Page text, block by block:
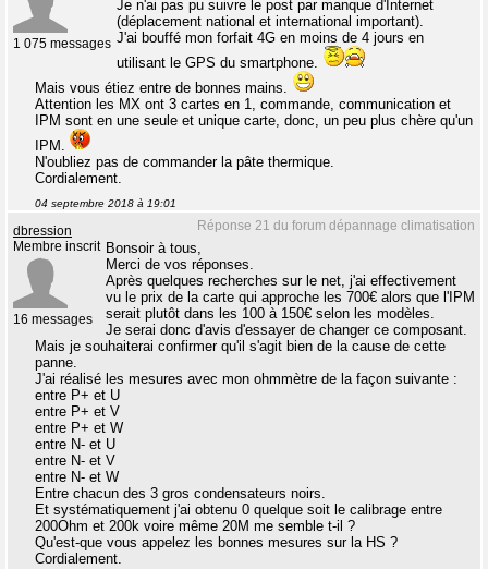
1 075 messages
Je n'ai pas pu suivre le post par manque d'Internet
(déplacement national et international important).
J'ai bouffé mon forfait 4G en moins de 4 jours en
utilisant le GPS du smartphone.
Mais vous étiez entre de bonnes mains.
Attention les MX ont 3 cartes en 1, commande, communication et
IPM sont en une seule et unique carte, donc, un peu plus chère qu'un
IPM.
N'oubliez pas de commander la pâte thermique.
Cordialement.
04 septembre 2018 à 19:01
Réponse 21 du forum dépannage climatisation
dbression
Membre inscrit
16 messages
Bonsoir à tous,
Merci de vos réponses.
Après quelques recherches sur le net, j'ai effectivement
vu le prix de la carte qui approche les 700€ alors que l'IPM
serait plutôt dans les 100 à 150€ selon les modèles.
Je serai donc d'avis d'essayer de changer ce composant.
Mais je souhaiterai confirmer qu'il s'agit bien de la cause de cette
panne.
J'ai réalisé les mesures avec mon ohmmètre de la façon suivante :
entre P+ et U
entre P+ et V
entre P+ et W
entre N- et U
entre N- et V
entre N- et W
Entre chacun des 3 gros condensateurs noirs.
Et systématiquement j'ai obtenu 0 quelque soit le calibrage entre
200Ohm et 200k voire même 20M me semble t-il ?
Qu'est-que vous appelez les bonnes mesures sur la HS ?
Cordialement.